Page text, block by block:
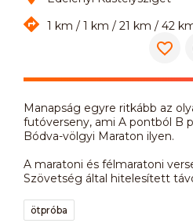
1 km / 1 km / 21 km / 42
Manapság egyre ritkább az
futóverseny, ami A pontból B
Bódva-völgyi Maraton ilyen.
A maratoni és félmaratoni
Szövetség által hitelesített
ötpróba